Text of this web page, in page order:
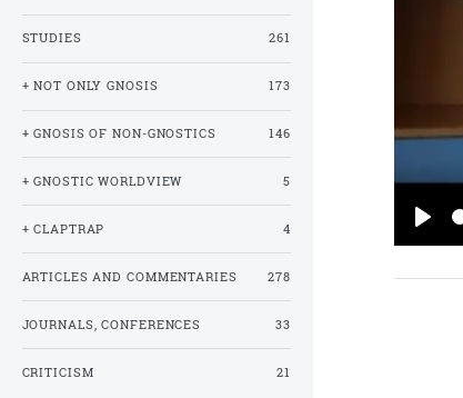
STUDIES 261
+ NOT ONLY GNOSIS 173
+ GNOSIS OF NON-GNOSTICS 146
+ GNOSTIC WORLDVIEW 5
+ CLAPTRAP 4
ARTICLES AND COMMENTARIES 278
JOURNALS, CONFERENCES 33
CRITICISM 21